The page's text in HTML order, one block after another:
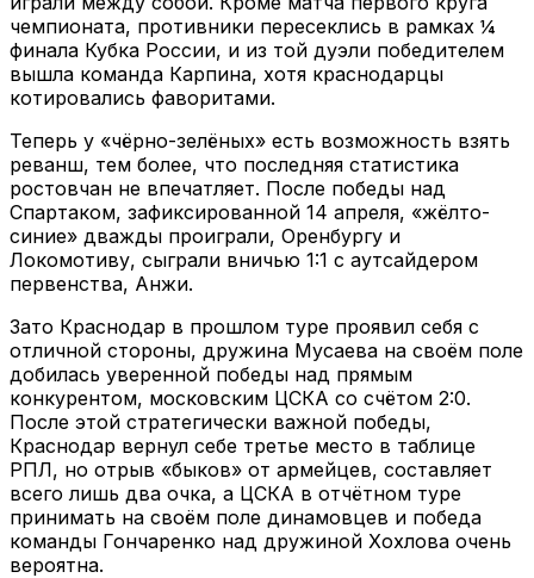
чемпионата, противники пересеклись в рамках ¼
финала Кубка России, и из той дуэли победителем
вышла команда Карпина, хотя краснодарцы
котировались фаворитами.
Теперь у «чёрно-зелёных» есть возможность взять
реванш, тем более, что последняя статистика
ростовчан не впечатляет. После победы над
Спартаком, зафиксированной 14 апреля, «жёлто-
синие» дважды проиграли, Оренбургу и
Локомотиву, сыграли вничью 1:1 с аутсайдером
первенства, Анжи.
Зато Краснодар в прошлом туре проявил себя с
отличной стороны, дружина Мусаева на своём поле
добилась уверенной победы над прямым
конкурентом, московским ЦСКА со счётом 2:0.
После этой стратегически важной победы,
Краснодар вернул себе третье место в таблице
РПЛ, но отрыв «быков» от армейцев, составляет
всего лишь два очка, а ЦСКА в отчётном туре
принимать на своём поле динамовцев и победа
команды Гончаренко над дружиной Хохлова очень
вероятна.